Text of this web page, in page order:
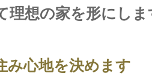
想の家を形にしま
み心地を決めます